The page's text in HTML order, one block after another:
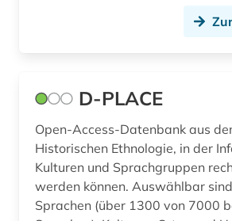
D-PLACE
Open-Access-Datenbank aus
Historischen Ethnologie, in der
Kulturen und Sprachgruppen
werden können. Auswählbar
Sprachen (über 1300 von 7000